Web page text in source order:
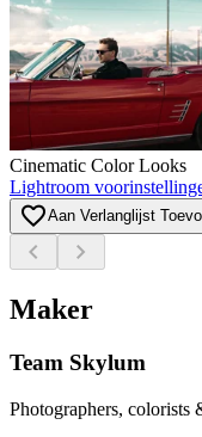
Cinematic Color Looks
Lightroom
favorite_borderAan Verlanglijst
chevron_left chevron_right
Maker
Team Skylum
Photographers, colorists